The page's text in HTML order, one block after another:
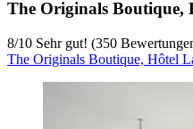
The Originals
8/10 Sehr gut! (350
The Originals Boutique, Hôtel